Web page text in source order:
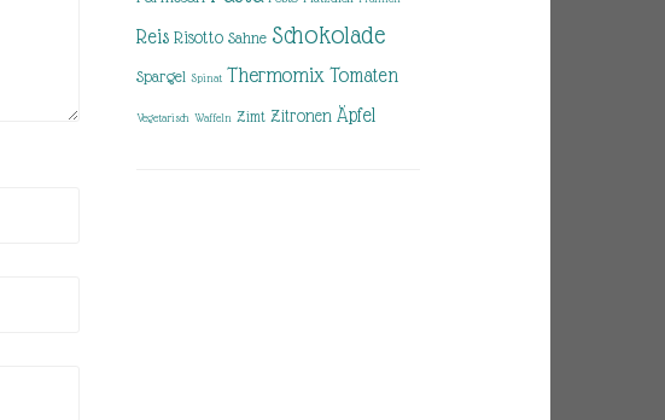
Reis Risotto Sahne Schokolade
Spargel Spinat Thermomix Tomaten
Vegetarisch Waffeln Zimt Zitronen Äpfel